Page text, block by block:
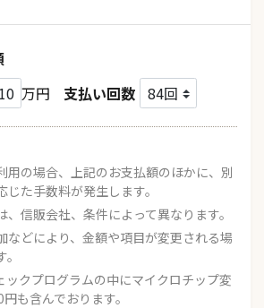
万円 支払い回数
用の場合、上記のお支払額のほかに、別
た手数料が発生します。
、信販会社、条件によって異なります。
などにより、金額や項目が変更される場
ックプログラムの中にマイクロチップ変
も含んでおります。